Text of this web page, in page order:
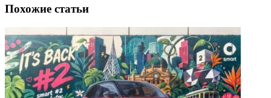
Похожие статьи